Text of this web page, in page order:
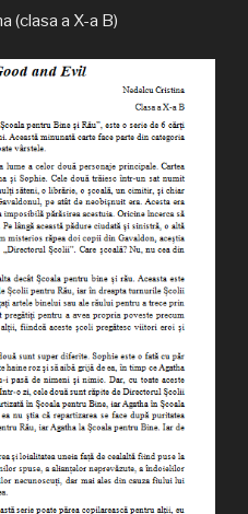
(clasa a X-a B)